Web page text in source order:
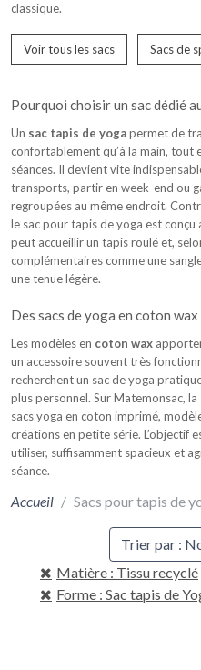
classique.
Voir tous les sacs Sacs de
Pourquoi choisir un sac dédié
Un sac tapis de yogapermet de
confortablement qu’à la main,
séances. Il devient vite
transports, partir en week-end ou
regroupées au même endroit.
le sac pour tapis de yoga est
peut accueillir un tapis roulé et,
complémentaires comme une
une tenue légère.
Des sacs de yoga en coton
Les modèles en coton wax
un accessoire souvent très
recherchent un sac de yoga
plus personnel. Sur Matemonsac,
sacs yoga en coton imprimé,
créations en petite série. L’objectif
utiliser, suffisamment spacieux et
séance.
Accueil Sacs pour tapis de
Trier par :
Matière : Tissu recyclé
Forme : Sac tapis de